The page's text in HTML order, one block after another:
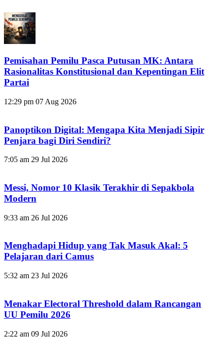
Pemisahan Pemilu Pasca Putusan MK: Antara
Rasionalitas Konstitusional dan Kepentingan Elit
Partai
12:29 pm 07 Aug 2026
Panoptikon Digital: Mengapa Kita Menjadi Sipir
Penjara bagi Diri Sendiri?
7:05 am 29 Jul 2026
Messi, Nomor 10 Klasik Terakhir di Sepakbola
Modern
9:33 am 26 Jul 2026
Menghadapi Hidup yang Tak Masuk Akal: 5
Pelajaran dari Camus
5:32 am 23 Jul 2026
Menakar Electoral Threshold dalam Rancangan
UU Pemilu 2026
2:22 am 09 Jul 2026